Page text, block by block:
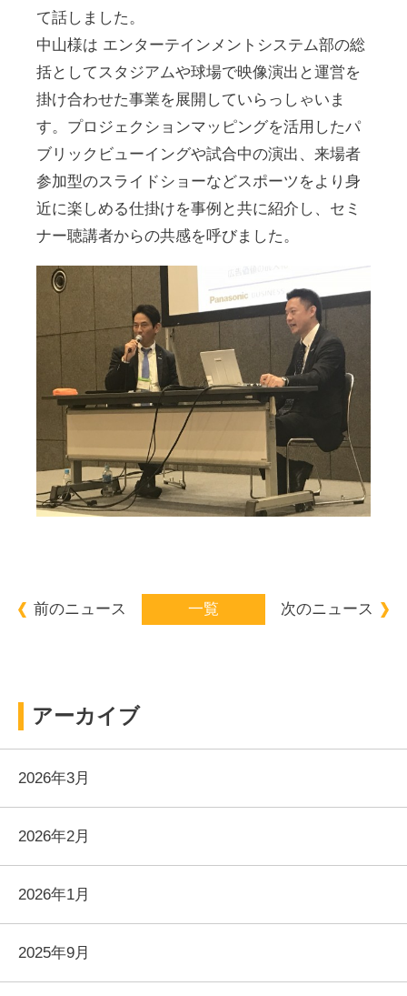
て話しました。
中山様は エンターテインメントシステム部の総
括としてスタジアムや球場で映像演出と運営を
掛け合わせた事業を展開していらっしゃいま
す。プロジェクションマッピングを活用したパ
ブリックビューイングや試合中の演出、来場者
参加型のスライドショーなどスポーツをより身
近に楽しめる仕掛けを事例と共に紹介し、セミ
ナー聴講者からの共感を呼びました。
前のニュース 一覧 次のニュース
アーカイブ
2026年3月
2026年2月
2026年1月
2025年9月